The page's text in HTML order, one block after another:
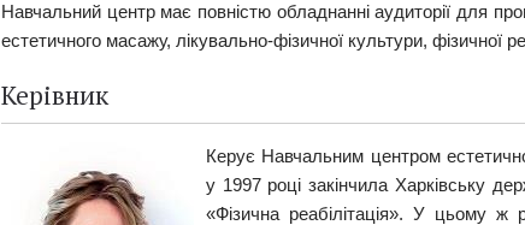
Навчальний центр має повністю обладнанні аудиторії для
естетичного масажу, лікувально-фізичної культури, фізичної
Керівник
Керує Навчальним центром
у 1997 році закінчила Харківську
«Фізична реабілітація». У цьому